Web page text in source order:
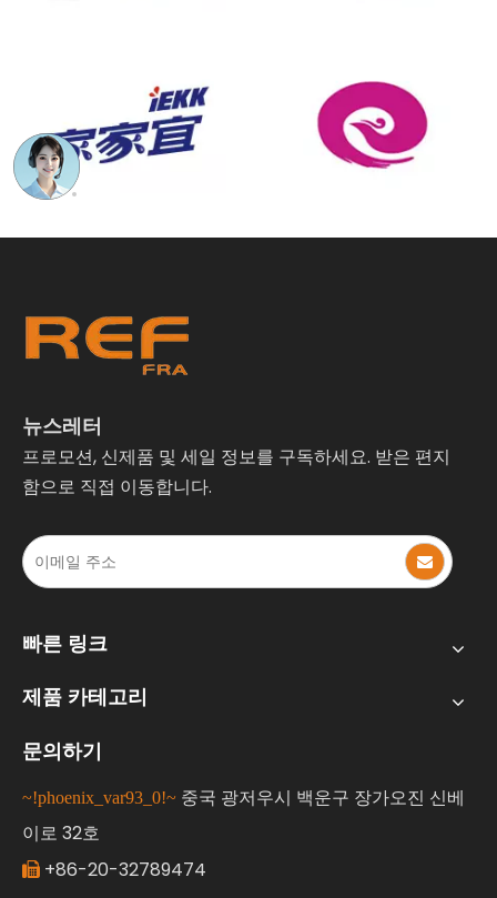
뉴스레터
프로모션, 신제품 및 세일 정보를 구독하세요. 받은 편지
함으로 직접 이동합니다.
빠른 링크
제품 카테고리
문의하기
~!phoenix_var93_0!~ 중국 광저우시 백운구 장가오진 신베
이로 32호
 +86-20-32789474